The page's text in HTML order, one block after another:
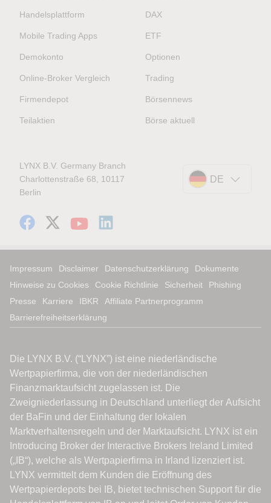
Handelsplattform
Mobile Trading Apps
Demokonto
Online-Broker Vergleich
Firmendepot
Teilaktien
DAX
ETF
Optionen
Trading
Börsennews
Börse aktuell
LYNX B.V. Germany Branch
Charlottenstraße 68, 10117
Berlin
DE
Impressum Disclaimer Datenschutzerklärung
Dokumente
Hinweise zu Cookies
Cookie Richtlinie Sicherheit
Phishing
Presse
Karriere IBKR
Affiliate Partnerprogramm
Barrierefreiheitserklärung